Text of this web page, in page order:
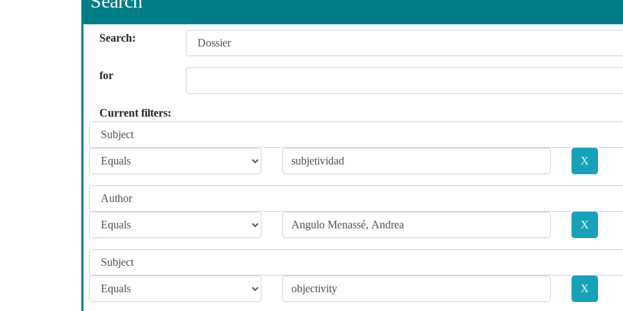
Search:
for
Current filters: